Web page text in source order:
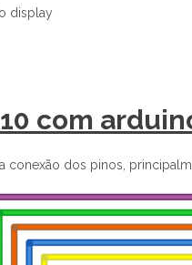
display
com
conexão dos pinos,